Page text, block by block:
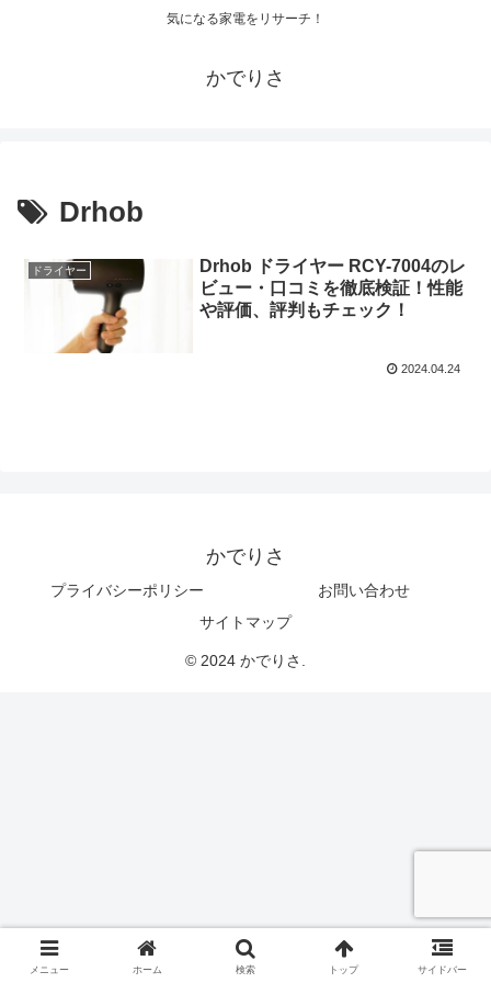
気になる家電をリサーチ！
かでりさ
Drhob
ドライヤー
Drhob ドライヤー RCY-7004のレ
ビュー・口コミを徹底検証！性能
や評価、評判もチェック！
2024.04.24
かでりさ
プライバシーポリシー
お問い合わせ
サイトマップ
© 2024 かでりさ.
メニュー ホーム 検索 トップ サイドバー